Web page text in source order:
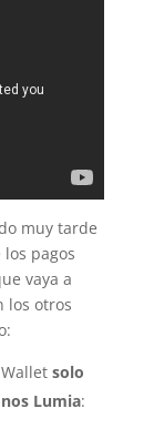
muy tarde
pagos
vaya a
los otros
solo
Lumia: